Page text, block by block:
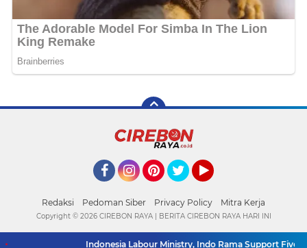
Redaksi Pedoman Siber Privacy Policy Mitra Kerja
Indonesia Labour Ministry, Indo Rama Support Five Small
Copyright © 2026 CIREBON RAYA | BERITA CIREBON RAYA HARI INI